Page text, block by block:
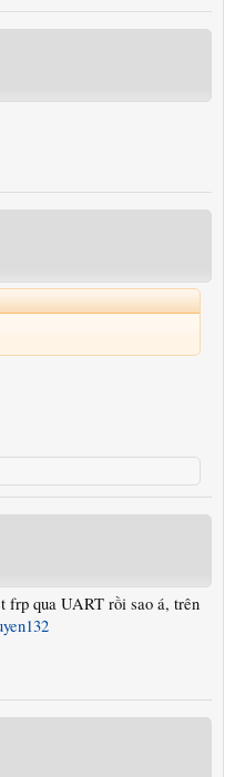
frp qua UART rồi sao á, trên